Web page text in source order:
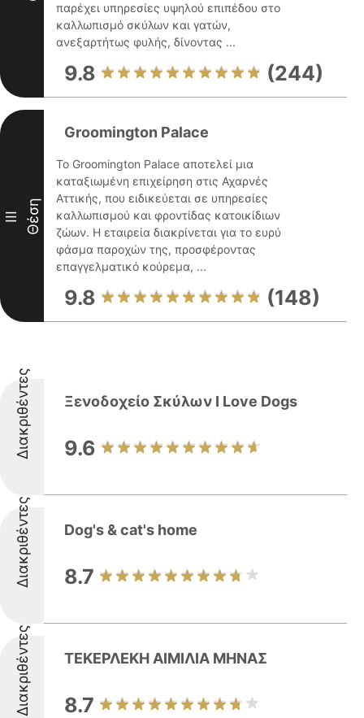
παρέχει υπηρεσίες υψηλού επιπέδου στο
καλλωπισμό σκύλων και γατών,
ανεξαρτήτως φυλής, δίνοντας ...
9.8 (244)
III Θέση
Groomington Palace
Το Groomington Palace αποτελεί μια
καταξιωμένη επιχείρηση στις Αχαρνές
Αττικής, που ειδικεύεται σε υπηρεσίες
καλλωπισμού και φροντίδας κατοικίδιων
ζώων. Η εταιρεία διακρίνεται για το ευρύ
φάσμα παροχών της, προσφέροντας
επαγγελματικό κούρεμα, ...
9.8 (148)
Διακριθέντες Ξενοδοχείο Σκύλων I Love Dogs
9.6
Διακριθέντες Dog's & cat's home
8.7
Διακριθέντες ΤΕΚΕΡΛΕΚΗ ΑΙΜΙΛΙΑ ΜΗΝΑΣ
8.7